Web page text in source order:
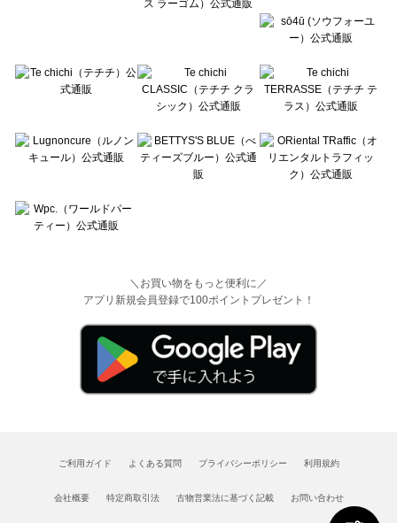
＼お買い物をもっと便利に／
アプリ新規会員登録で100ポイントプレゼント！
ご利用ガイド よくある質問 プライバシーポリシー 利用規約
会社概要 特定商取引法 古物営業法に基づく記載 お問い合わせ